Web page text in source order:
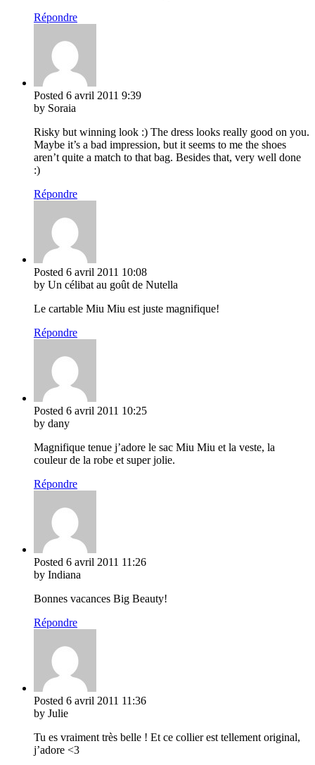
Répondre
Posted 6 avril 2011 9:39
by Soraia
Risky but winning look :) The dress looks really good on you.
Maybe it’s a bad impression, but it seems to me the shoes
aren’t quite a match to that bag. Besides that, very well done
:)
Répondre
Posted 6 avril 2011 10:08
by Un célibat au goût de Nutella
Le cartable Miu Miu est juste magnifique!
Répondre
Posted 6 avril 2011 10:25
by dany
Magnifique tenue j’adore le sac Miu Miu et la veste, la
couleur de la robe et super jolie.
Répondre
Posted 6 avril 2011 11:26
by Indiana
Bonnes vacances Big Beauty!
Répondre
Posted 6 avril 2011 11:36
by Julie
Tu es vraiment très belle ! Et ce collier est tellement original,
j’adore <3